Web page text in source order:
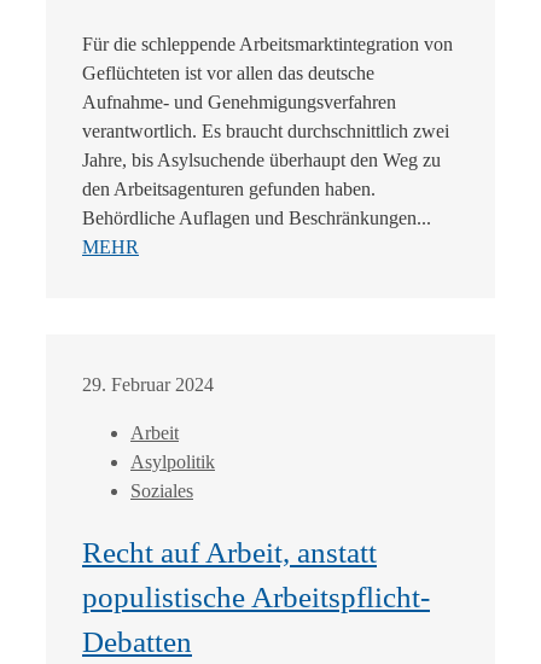
Für die schleppende Arbeitsmarktintegration von
Geflüchteten ist vor allen das deutsche
Aufnahme- und Genehmigungsverfahren
verantwortlich. Es braucht durchschnittlich zwei
Jahre, bis Asylsuchende überhaupt den Weg zu
den Arbeitsagenturen gefunden haben.
Behördliche Auflagen und Beschränkungen...
MEHR
29. Februar 2024
Arbeit
Asylpolitik
Soziales
Recht auf Arbeit, anstatt
populistische Arbeitspflicht-
Debatten